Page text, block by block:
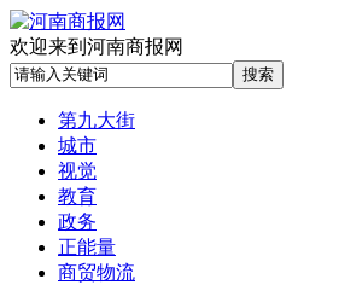
欢迎来到河南商报网
第九大街
城市
视觉
教育
政务
正能量
商贸物流